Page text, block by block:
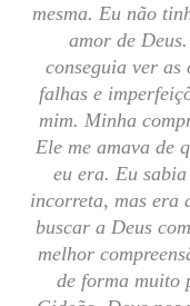
mesma. Eu não
amor de
conseguia ver as
falhas e
mim. Minha
Ele me amava de
eu era. Eu sabia
incorreta, mas era
buscar a Deus
melhor
de forma muito